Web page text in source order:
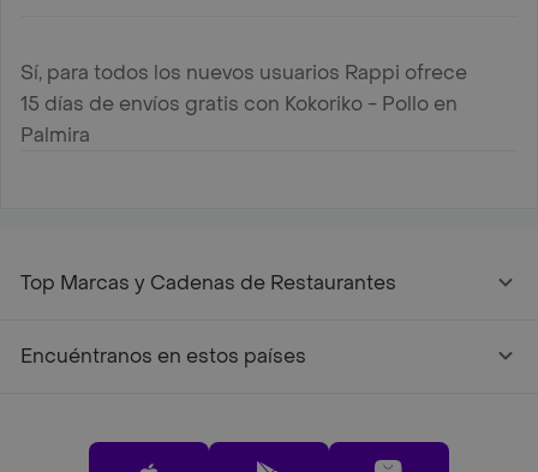
Sí, para todos los nuevos usuarios Rappi ofrece
15 días de envíos gratis con Kokoriko - Pollo en
Palmira
Top Marcas y Cadenas de Restaurantes
Encuéntranos en estos países